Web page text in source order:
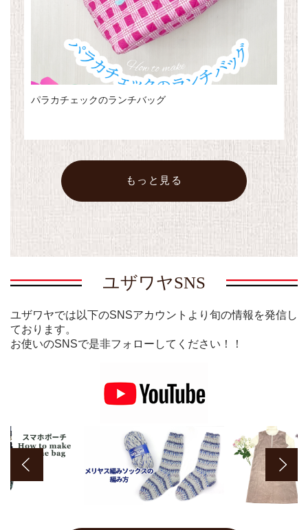
パラカチェックのランチバッグ
もっと見る
ユザワヤSNS
ユザワヤでは以下のSNSアカウントより旬の情報を発信し
ております。
お使いのSNSで是非フォローしてください！！